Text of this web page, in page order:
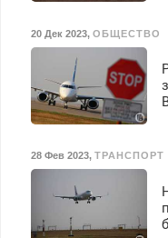
20 Дек 2023, ОБЩЕСТВО
28 Фев 2023, ТРАНСПОРТ